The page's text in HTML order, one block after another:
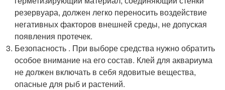
резервуара, должен легко переносить воздействие
негативных факторов внешней среды, не допуская
появления протечек.
Безопасность . При выборе средства нужно обратить
особое внимание на его состав. Клей для аквариума
не должен включать в себя ядовитые вещества,
опасные для рыб и растений.